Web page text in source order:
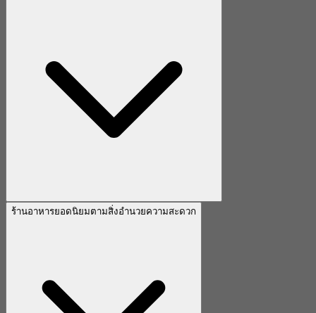
ร้านอาหารยอดนิยมตามสิ่งอำนวยความสะดวก